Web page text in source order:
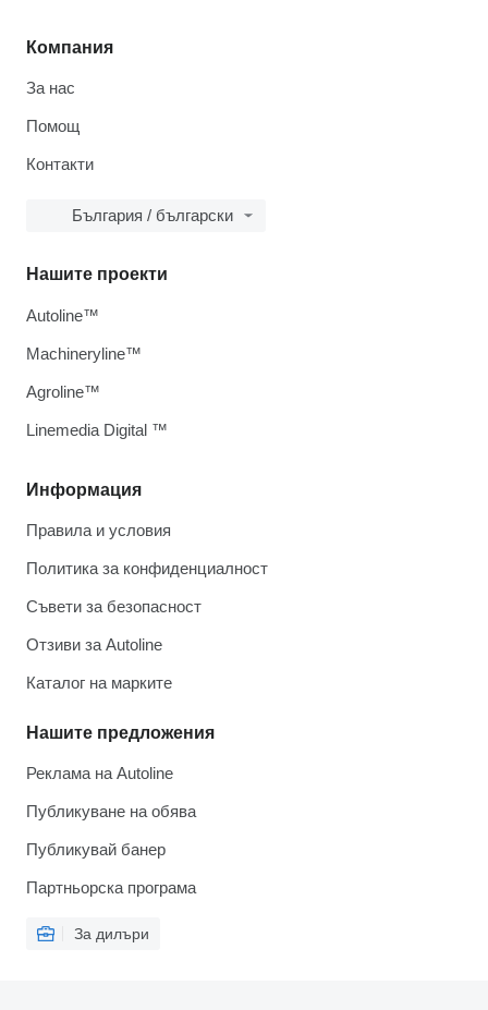
Компания
За нас
Помощ
Контакти
България / български
Информация
Правила и условия
Политика за конфиденциалност
Съвети за безопасност
Отзиви за Autoline
Каталог на марките
Нашите предложения
Реклама на Autoline
Публикуване на обява
Публикувай банер
Партньорска програма
За дилъри
Нашите проекти
Autoline™
Machineryline™
Agroline™
Linemedia Digital ™